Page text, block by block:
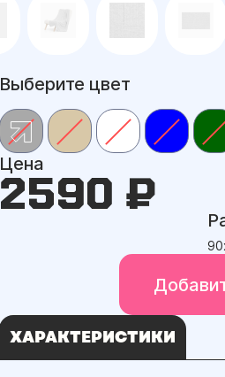
Выберите цвет
Цена
2590 ₽
ХАРАКТЕРИСТИКИ